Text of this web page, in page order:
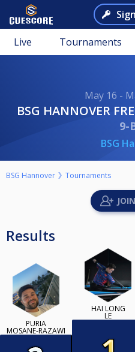
Live Tournaments
May 16 -
BSG HANNOVER
9-
BSG
BSG Hannover Tournaments
Results
PURIA
MOSANE-RAZAWI
HAI LONG
LE